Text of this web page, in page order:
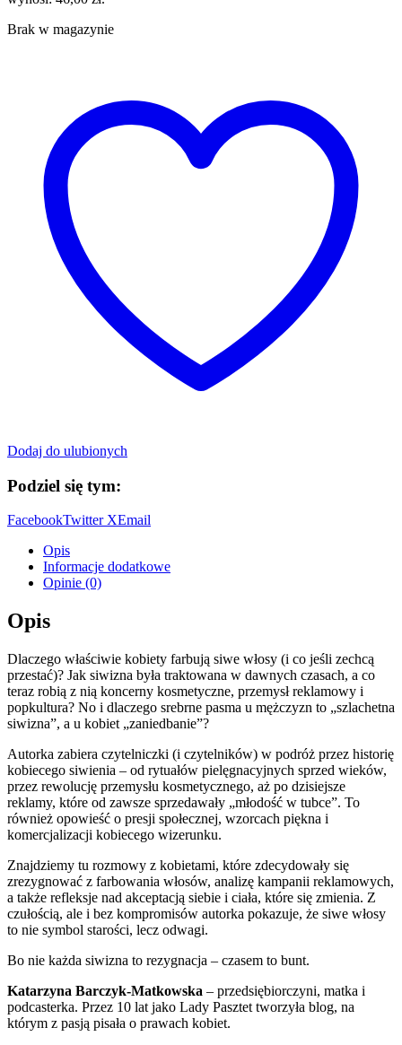
Brak w magazynie
Dodaj do ulubionych
Podziel się tym:
FacebookTwitter XEmail
Opis
Informacje dodatkowe
Opinie (0)
Opis
Dlaczego właściwie kobiety farbują siwe włosy (i co jeśli zechcą
przestać)? Jak siwizna była traktowana w dawnych czasach, a co
teraz robią z nią koncerny kosmetyczne, przemysł reklamowy i
popkultura? No i dlaczego srebrne pasma u mężczyzn to „szlachetna
siwizna”, a u kobiet „zaniedbanie”?
Autorka zabiera czytelniczki (i czytelników) w podróż przez historię
kobiecego siwienia – od rytuałów pielęgnacyjnych sprzed wieków,
przez rewolucję przemysłu kosmetycznego, aż po dzisiejsze
reklamy, które od zawsze sprzedawały „młodość w tubce”. To
również opowieść o presji społecznej, wzorcach piękna i
komercjalizacji kobiecego wizerunku.
Znajdziemy tu rozmowy z kobietami, które zdecydowały się
zrezygnować z farbowania włosów, analizę kampanii reklamowych,
a także refleksje nad akceptacją siebie i ciała, które się zmienia. Z
czułością, ale i bez kompromisów autorka pokazuje, że siwe włosy
to nie symbol starości, lecz odwagi.
Bo nie każda siwizna to rezygnacja – czasem to bunt.
Katarzyna Barczyk-Matkowska – przedsiębiorczyni, matka i
podcasterka. Przez 10 lat jako Lady Pasztet tworzyła blog, na
którym z pasją pisała o prawach kobiet.